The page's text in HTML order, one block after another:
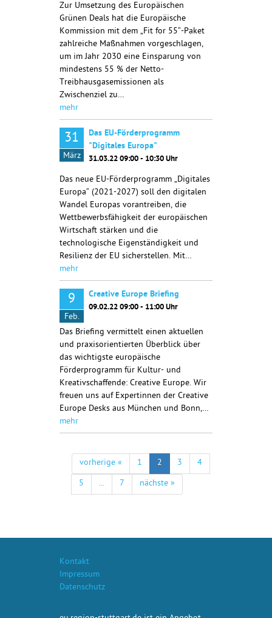
Zur Umsetzung des Europäischen
Grünen Deals hat die Europäische
Kommission mit dem „Fit for 55“-Paket
zahlreiche Maßnahmen vorgeschlagen,
um im Jahr 2030 eine Einsparung von
mindestens 55 % der Netto-
Treibhausgasemissionen als
Zwischenziel zu…
mehr
31
März
Das EU-Förderprogramm
"Digitales Europa"
31.03.22 09:00 - 10:30 Uhr
Das neue EU-Förderprogramm „Digitales
Europa“ (2021-2027) soll den digitalen
Wandel Europas vorantreiben, die
Wettbewerbsfähigkeit der europäischen
Wirtschaft stärken und die
technologische Eigenständigkeit und
Resilienz der EU sicherstellen. Mit…
mehr
9
Feb.
Creative Europe Briefing
09.02.22 09:00 - 11:00 Uhr
Das Briefing vermittelt einen aktuellen
und praxisorientierten Überblick über
das wichtigste europäische
Förderprogramm für Kultur- und
Kreativschaffende: Creative Europe. Wir
freuen uns auf Expertinnen der Creative
Europe Desks aus München und Bonn,…
mehr
vorherige « 1 2 3
4
5
... 7 nächste »
Kontakt
Impressum
Datenschutz